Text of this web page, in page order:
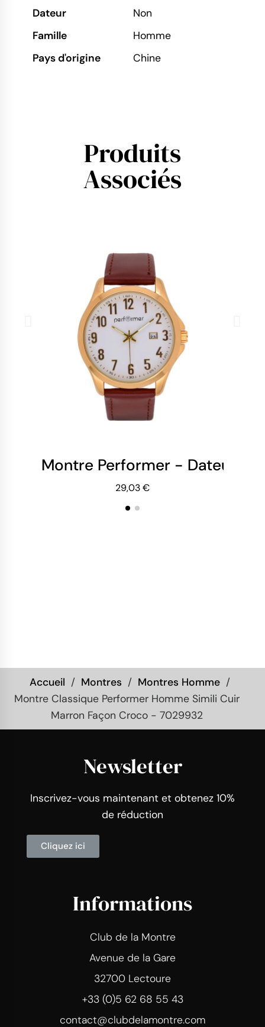
Dateur
Non
Famille
Homme
Pays d'origine
Chine
Produits
Associés
Montre Performer - Dateur à
29,03 €
Accueil Montres
Montres Homme
Montre Classique Performer Homme Simili Cuir
Marron Façon Croco - 7029932
Newsletter
Inscrivez-vous maintenant et obtenez 10%
de réduction
Cliquez ici
Informations
Club de la Montre
Avenue de la Gare
32700 Lectoure
+33 (0)5 62 68 55 43
contact@clubdelamontre.com